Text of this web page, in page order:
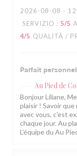
2026-08-08 -
SERVIZIO : 5/5
4/5 QUALITÀ /
Parfait
Au Pied de
Bonjour Liliane,
plaisir ! Savoir
avec vous, c'est
chaque jour. Au
L'équipe du Au